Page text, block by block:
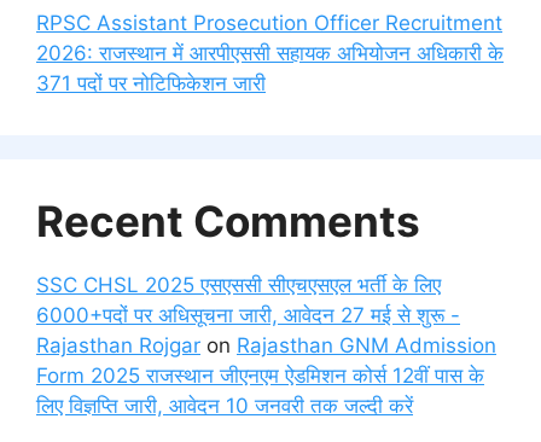
RPSC Assistant Prosecution Officer Recruitment
2026: राजस्थान में आरपीएससी सहायक अभियोजन अधिकारी के
371 पदों पर नोटिफिकेशन जारी
Recent Comments
SSC CHSL 2025 एसएससी सीएचएसएल भर्ती के लिए
6000+पदों पर अधिसूचना जारी, आवेदन 27 मई से शुरू -
Rajasthan Rojgar on Rajasthan GNM Admission
Form 2025 राजस्थान जीएनएम ऐडमिशन कोर्स 12वीं पास के
लिए विज्ञप्ति जारी, आवेदन 10 जनवरी तक जल्दी करें